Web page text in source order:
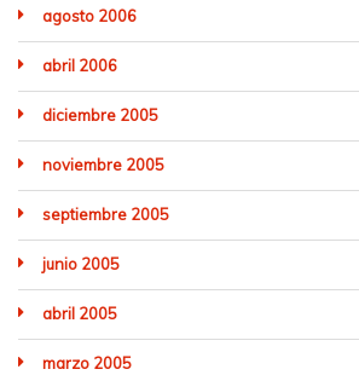
agosto 2006
abril 2006
diciembre 2005
noviembre 2005
septiembre 2005
junio 2005
abril 2005
marzo 2005